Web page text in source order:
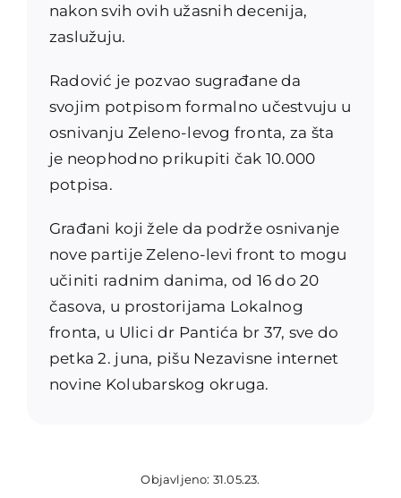
nakon svih ovih užasnih decenija,
zaslužuju.
Radović je pozvao sugrađane da
svojim potpisom formalno učestvuju u
osnivanju Zeleno-levog fronta, za šta
je neophodno prikupiti čak 10.000
potpisa.
Građani koji žele da podrže osnivanje
nove partije Zeleno-levi front to mogu
učiniti radnim danima, od 16 do 20
časova, u prostorijama Lokalnog
fronta, u Ulici dr Pantića br 37, sve do
petka 2. juna, pišu Nezavisne internet
novine Kolubarskog okruga.
Objavljeno: 31.05.23.